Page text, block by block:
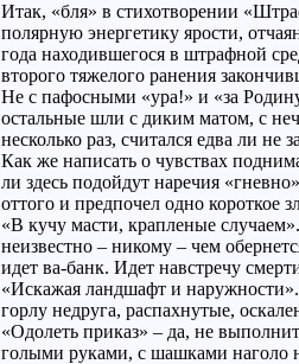
Итак, «бля» в стихотворении
полярную энергетику ярости,
года находившегося в штрафной
второго тяжелого ранения
Не с пафосными «ура!» и «за
остальные шли с диким матом, с
несколько раз, считался едва ли не
Как же написать о чувствах
ли здесь подойдут наречия
оттого и предпочел одно короткое
«В кучу масти, крапленые
неизвестно – никому – чем
идет ва-банк. Идет навстречу
«Искажая ландшафт и
горлу недруга, распахнутые,
«Одолеть приказ» – да, не
голыми руками, с шашками наголо